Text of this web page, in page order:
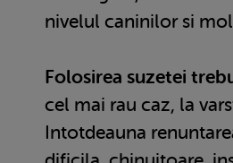
nivelul caninilor si
Folosirea suzetei
cel mai rau caz, la
Intotdeauna